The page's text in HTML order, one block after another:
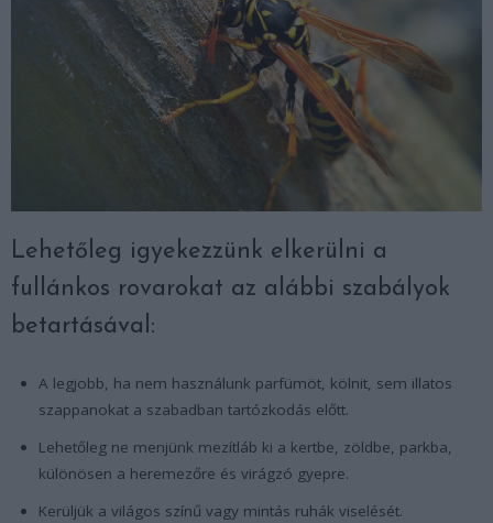
Lehetőleg igyekezzünk elkerülni a
fullánkos rovarokat az alábbi szabályok
betartásával:
A legjobb, ha nem használunk parfümöt, kölnit, sem illatos
szappanokat a szabadban tartózkodás előtt.
Lehetőleg ne menjünk mezítláb ki a kertbe, zöldbe, parkba,
különösen a heremezőre és virágzó gyepre.
Kerüljük a világos színű vagy mintás ruhák viselését.